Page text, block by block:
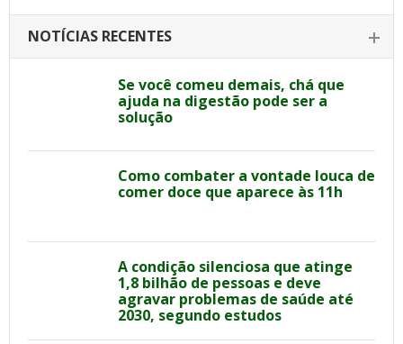
NOTÍCIAS RECENTES
Se você comeu demais, chá que
ajuda na digestão pode ser a
solução
Como combater a vontade louca de
comer doce que aparece às 11h
A condição silenciosa que atinge
1,8 bilhão de pessoas e deve
agravar problemas de saúde até
2030, segundo estudos